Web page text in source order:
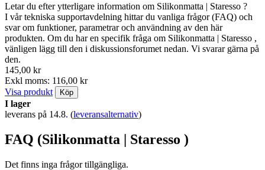
Letar du efter ytterligare information om Silikonmatta | Staresso ?
I vår tekniska supportavdelning hittar du vanliga frågor (FAQ) och
svar om funktioner, parametrar och användning av den här
produkten. Om du har en specifik fråga om Silikonmatta | Staresso ,
vänligen lägg till den i diskussionsforumet nedan. Vi svarar gärna på
den.
145,00 kr
Exkl moms: 116,00 kr
Visa produkt
Köp
I lager
leverans på 14.8. (leveransalternativ)
FAQ (Silikonmatta | Staresso )
Det finns inga frågor tillgängliga.